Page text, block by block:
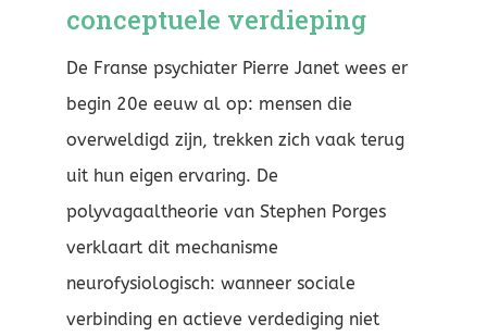
conceptuele verdieping
De Franse psychiater Pierre Janet wees er
begin 20e eeuw al op: mensen die
overweldigd zijn, trekken zich vaak terug
uit hun eigen ervaring. De
polyvagaaltheorie van Stephen Porges
verklaart dit mechanisme
neurofysiologisch: wanneer sociale
verbinding en actieve verdediging niet